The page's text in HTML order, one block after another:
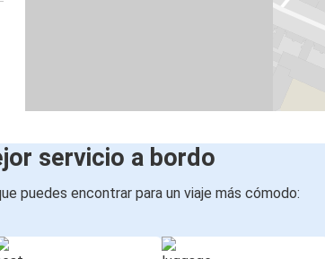
servicio a bordo
puedes encontrar para un viaje más cómodo: